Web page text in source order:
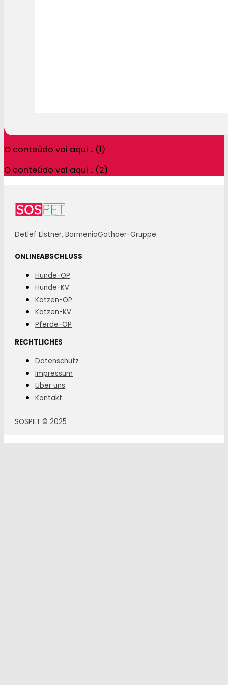
O conteúdo vai aqui .. (1)
O conteúdo vai aqui .. (2)
Detlef Elstner, BarmeniaGothaer-Gruppe.
ONLINEABSCHLUSS
Hunde-OP
Hunde-KV
Katzen-OP
Katzen-KV
Pferde-OP
RECHTLICHES
Datenschutz
Impressum
Über uns
Kontakt
SOSPET © 2025